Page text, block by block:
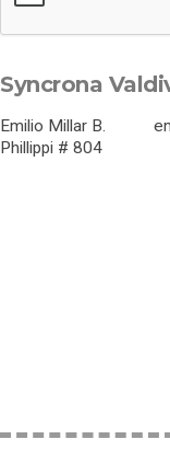
Syncrona
Emilio Millar B.
Phillippi #